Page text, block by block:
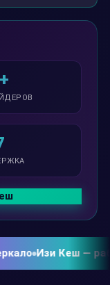
Изи Кеш —